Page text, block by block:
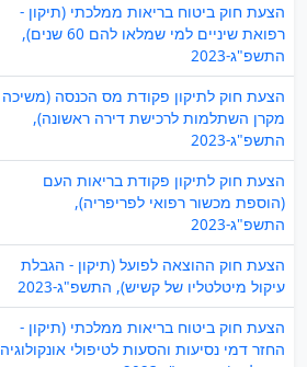
הצעת חוק ביטוח בריאות ממלכתי (תיקון -
רפואת שיניים למי שמלאו להם 60 שנים),
התשפ"ג-2023
הצעת חוק לתיקון פקודת מס הכנסה (משיכה
מקרן השתלמות לרכישת דירה ראשונה),
התשפ"ג-2023
הצעת חוק לתיקון פקודת בריאות העם
(הוספת מכשור רפואי לפריפריה),
התשפ"ג-2023
הצעת חוק ההוצאה לפועל (תיקון - הגבלת
עיקול מיטלטליו של קשיש), התשפ"ג-2023
הצעת חוק ביטוח בריאות ממלכתי (תיקון -
החזר דמי נסיעות והסעות לטיפולי אונקולוגיה